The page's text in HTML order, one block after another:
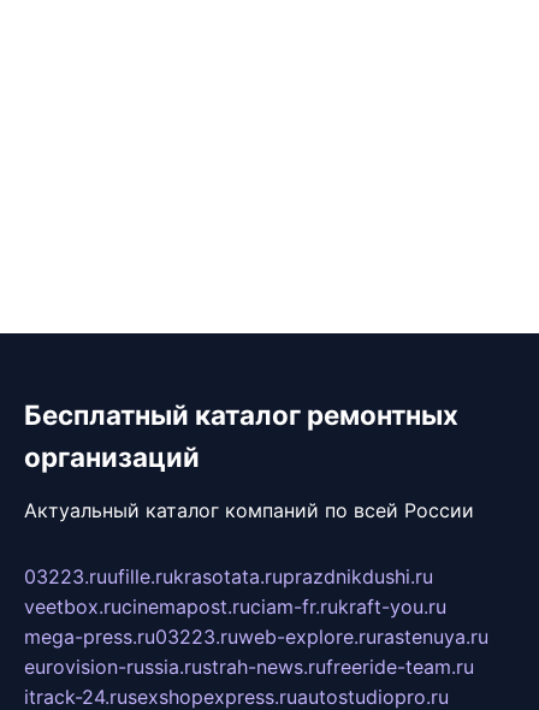
Бесплатный каталог ремонтных
организаций
Актуальный каталог компаний по всей России
03223.ruufille.rukrasotata.ruprazdnikdushi.ru
veetbox.rucinemapost.ruciam-fr.rukraft-you.ru
mega-press.ru03223.ruweb-explore.rurastenuya.ru
eurovision-russia.rustrah-news.rufreeride-team.ru
itrack-24.rusexshopexpress.ruautostudiopro.ru